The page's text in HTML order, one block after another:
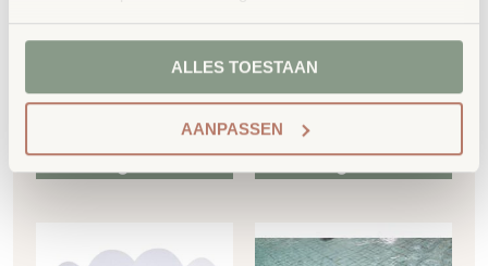
ALLES TOESTAAN
AANPASSEN
€559,84
winkelwagen
€274,75
€332,45 incl. BTW
Toevoegen aan
winkelwagen